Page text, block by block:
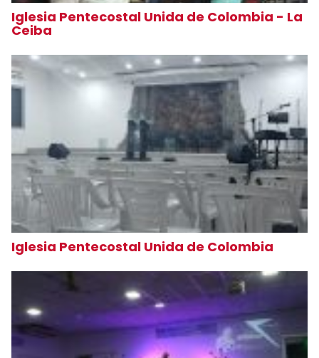
Iglesia Pentecostal Unida de Colombia - La
Ceiba
Iglesia Pentecostal Unida de Colombia